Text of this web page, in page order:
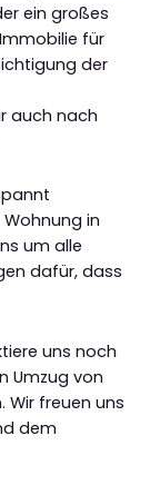
ein großes
für
der
auch nach
in
um alle
dafür, dass
uns noch
Umzug von
Wir freuen uns
dem